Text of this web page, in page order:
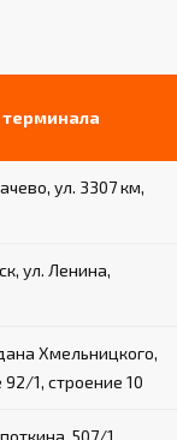
ул. 3307 км,
ул. Ленина,
Хмельницкого,
1, строение 10
507/1